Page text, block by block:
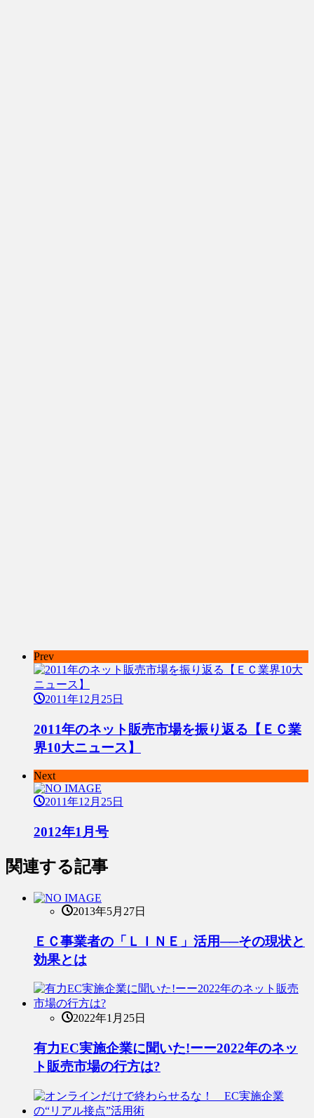
Prev
2011年12月25日
2011年のネット販売市場を振り返る【ＥＣ業
界10大ニュース】
Next
2011年12月25日
2012年1月号
関連する記事
2013年5月27日
ＥＣ事業者の「ＬＩＮＥ」活用──その現状と
効果とは
2022年1月25日
有力EC実施企業に聞いた!ーー2022年のネッ
ト販売市場の行方は?